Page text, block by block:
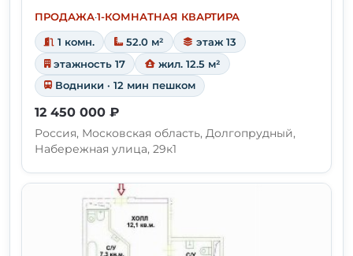
ПРОДАЖА·1-КОМНАТНАЯ КВАРТИРА
1 комн. 52.0 м²
этаж 13
этажность 17
жил. 12.5 м²
Водники · 12 мин пешком
12 450 000 ₽
Россия, Московская область, Долгопрудный,
Набережная улица, 29к1